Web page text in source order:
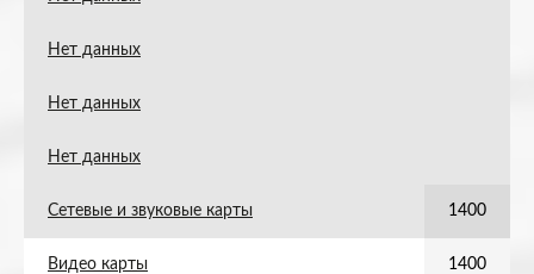
Нет данных
Нет данных
Нет данных
Сетевые и звуковые карты 1400
Видео карты 1400